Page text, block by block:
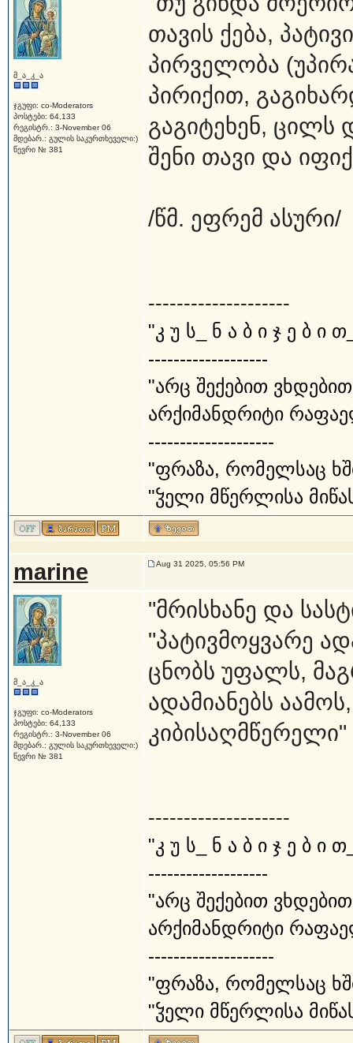
მ_ა_კ_ა
ჯგუფი: co-Moderators
პოსტები: 64,133
რეგისტრ.: 3-November 06
მდებარ.: გულის საკურთხეველი:)
წევრი № 381
თავის ქება,
პირველობა
პირიქით,
გაგიტეხენ, ცილს
შენი თავი და
/წმ. ეფრემ ასური/
--------------------
"კ უ ს_ ნ ა ბ ი ჯ ე ბ ი
-------------------
"არც შექებით
არქიმანდრიტი
--------------------
"ფრაზა, რომელსაც
"ჴელი მწერლისა
marine Aug 31 2025, 05:56 PM
მ_ა_კ_ა
ჯგუფი: co-Moderators
პოსტები: 64,133
რეგისტრ.: 3-November 06
მდებარ.: გულის საკურთხეველი:)
წევრი № 381
"მრისხანე და
"პატივმოყვარე
ცნობს უფალს,
ადამიანებს
კიბისაღმწერელი"
--------------------
"კ უ ს_ ნ ა ბ ი ჯ ე ბ ი
-------------------
"არც შექებით
არქიმანდრიტი
--------------------
"ფრაზა, რომელსაც
"ჴელი მწერლისა